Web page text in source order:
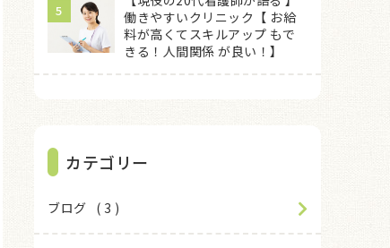
働きやすいクリニック【 お給
料が高くてスキルアップ もで
きる！人間関係 が良い！】
カテゴリー
ブログ 3